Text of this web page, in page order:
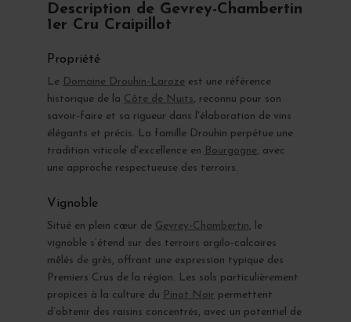
Description de Gevrey-Chambertin
1er Cru Craipillot
Propriété
Le Domaine Drouhin-Laroze est une référence
historique de la Côte de Nuits, reconnu pour son
savoir-faire et sa rigueur dans l'élaboration de vins
élégants et précis. La famille Drouhin perpétue une
tradition viticole d'excellence en Bourgogne, avec
une approche respectueuse des terroirs.
Vignoble
Situé en plein cœur de Gevrey-Chambertin, le
vignoble s’étend sur des terroirs argilo-calcaires
mêlés de grès, offrant une expression typique des
Premiers Crus de la région. Les sols particulièrement
propices à la culture du Pinot Noir permettent
d’obtenir des raisins concentrés, avec un potentiel de